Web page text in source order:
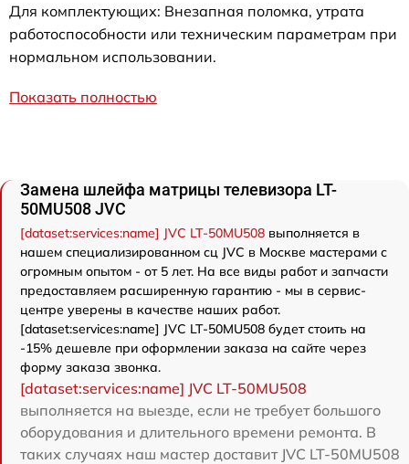
Для комплектующих: Внезапная поломка, утрата
работоспособности или техническим параметрам при
нормальном использовании.
Показать полностью
Замена шлейфа матрицы телевизора LT-
50MU508 JVC
[dataset:services:name] JVC LT-50MU508 выполняется в
нашем специализированном сц JVC в Москве мастерами с
огромным опытом - от 5 лет. На все виды работ и запчасти
предоставляем расширенную гарантию - мы в сервис-
центре уверены в качестве наших работ.
[dataset:services:name] JVC LT-50MU508 будет стоить на
-15% дешевле при оформлении заказа на сайте через
форму заказа звонка.
[dataset:services:name] JVC LT-50MU508
выполняется на выезде, если не требует большого
оборудования и длительного времени ремонта. В
таких случаях наш мастер доставит JVC LT-50MU508